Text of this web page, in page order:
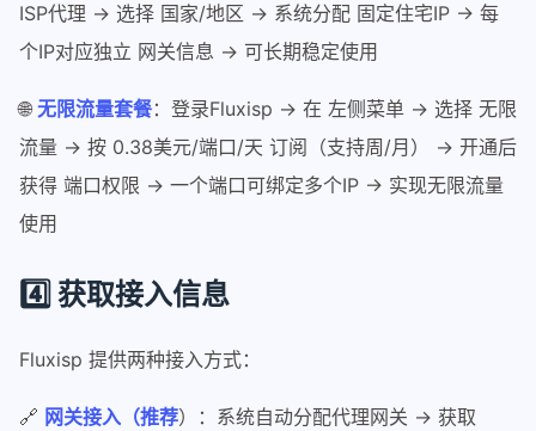
ISP代理 → 选择 国家/地区 → 系统分配 固定住宅IP → 每
个IP对应独立 网关信息 → 可长期稳定使用
🌐 无限流量套餐：登录Fluxisp → 在 左侧菜单 → 选择 无限
流量 → 按 0.38美元/端口/天 订阅（支持周/月） → 开通后
获得 端口权限 → 一个端口可绑定多个IP → 实现无限流量
使用
4️⃣ 获取接入信息
Fluxisp 提供两种接入方式：
🔗 网关接入（推荐）：系统自动分配代理网关 → 获取